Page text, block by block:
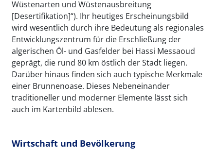
Wüstenarten und Wüstenausbreitung
[Desertifikation]“). Ihr heutiges Erscheinungsbild
wird wesentlich durch ihre Bedeutung als regionales
Entwicklungszentrum für die Erschließung der
algerischen Öl- und Gasfelder bei Hassi Messaoud
geprägt, die rund 80 km östlich der Stadt liegen.
Darüber hinaus finden sich auch typische Merkmale
einer Brunnenoase. Dieses Nebeneinander
traditioneller und moderner Elemente lässt sich
auch im Kartenbild ablesen.
Wirtschaft und Bevölkerung